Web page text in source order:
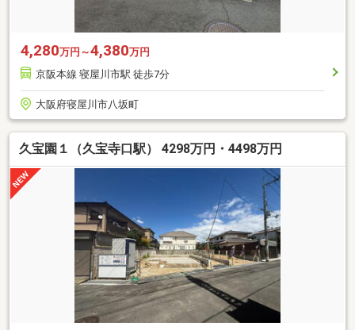
4,280万円～4,380万円
京阪本線 寝屋川市駅 徒歩7分
大阪府寝屋川市八坂町
久宝園１（久宝寺口駅） 4298万円・4498万円